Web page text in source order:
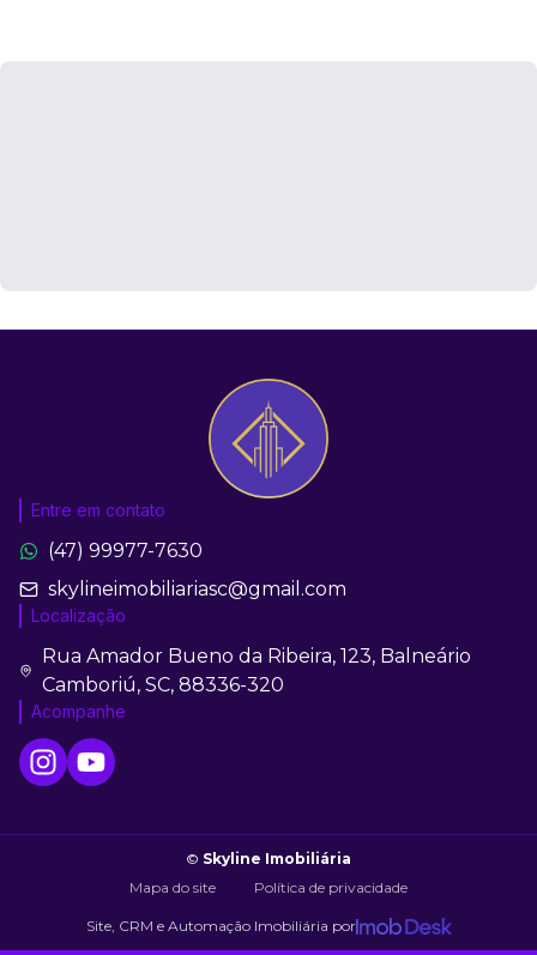
Entre em contato
(47) 99977-7630
skylineimobiliariasc@gmail.com
Localização
Rua Amador Bueno da Ribeira, 123, Balneário
Camboriú, SC, 88336-320
Acompanhe
© Skyline Imobiliária
Mapa do site
Política de privacidade
Site, CRM e Automação Imobiliária por